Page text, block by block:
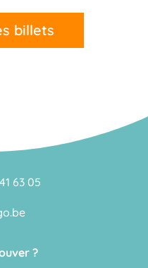
billets
63 05
?